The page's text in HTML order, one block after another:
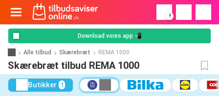
!
Download vores app 📲
Alle tilbud Skærebræt REMA 1000
Skærebræt tilbud REMA 1000
Butikker 1